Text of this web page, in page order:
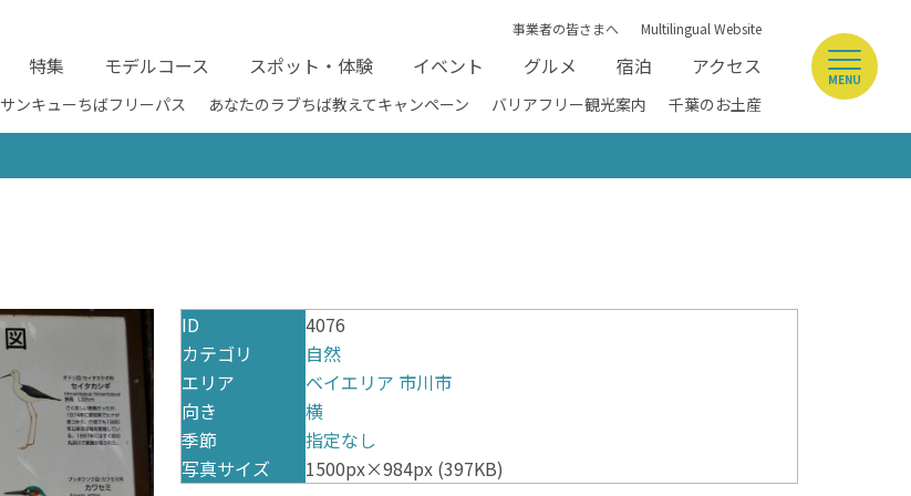
事業者の皆さまへ Multilingual Website
特集 モデルコース スポット・体験 イベント グルメ 宿泊 アクセス
サンキューちばフリーパス あなたのラブちば教えてキャンペーン バリアフリー観光案内 千葉のお土産
MENU
ID
4076
カテゴリ
自然
エリア
ベイエリア 市川市
向き
横
季節
指定なし
写真サイズ
1500px×984px (397KB)